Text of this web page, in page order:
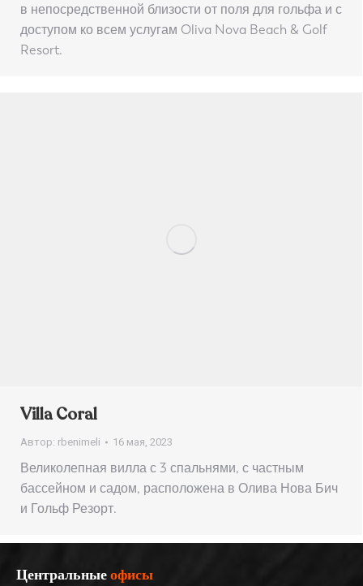
в непосредственной близости от поля для гольфа и с
доступом ко всем услугам Oliva Nova Beach & Golf
Resort.
Villa Coral
Автор: rbenimeli 16 мая, 2023
Великолепная вилла с 3 спальнями, с частным
бассейном и садом, расположена в Олива Нова Бич
и Гольф Резорт.
Центральныеофисы